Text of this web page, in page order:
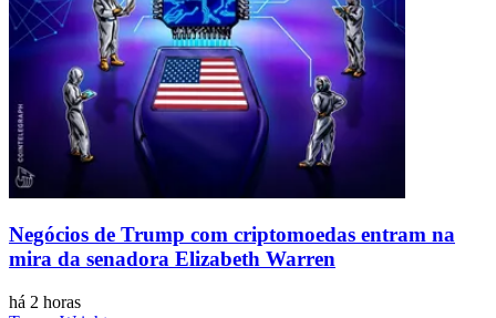
Negócios de Trump com criptomoedas entram na
mira da senadora Elizabeth Warren
há 2 horas